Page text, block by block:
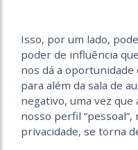
Isso, por um lado,
poder de influência
nos dá a
para além da sala de
negativo, uma vez
nosso perfil
privacidade, se torna